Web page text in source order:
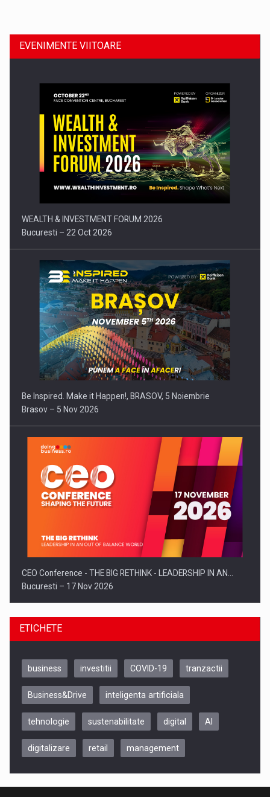
Comunicat de presa: Joburile part-time reincep sa intre pe…
EVENIMENTE VIITOARE
WEALTH & INVESTMENT FORUM 2026
Bucuresti – 22 Oct 2026
Be Inspired. Make it Happen!, BRASOV, 5 Noiembrie
Brasov – 5 Nov 2026
CEO Conference - THE BIG RETHINK - LEADERSHIP IN AN…
Bucuresti – 17 Nov 2026
Be Inspired. Make it Happen!, CLUJ, 9 Decembrie
ETICHETE
business investitii COVID-19 tranzactii
Business&Drive inteligenta artificiala
tehnologie sustenabilitate digital AI
digitalizare retail management